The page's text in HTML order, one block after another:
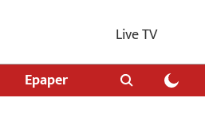
Live TV
Epaper